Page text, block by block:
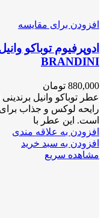
افزودن برای مقایسه
BRANDINI
880,000 تومان
رایحه لوکس و جذاب
است. این عطر با
افزودن به علاقه مندی
افزودن به سبد خرید
مشاهده سریع